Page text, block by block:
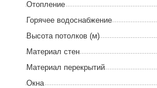
Отопление
Горячее водоснабжение
Высота потолков (м)
Материал стен
Материал перекрытий
Окна